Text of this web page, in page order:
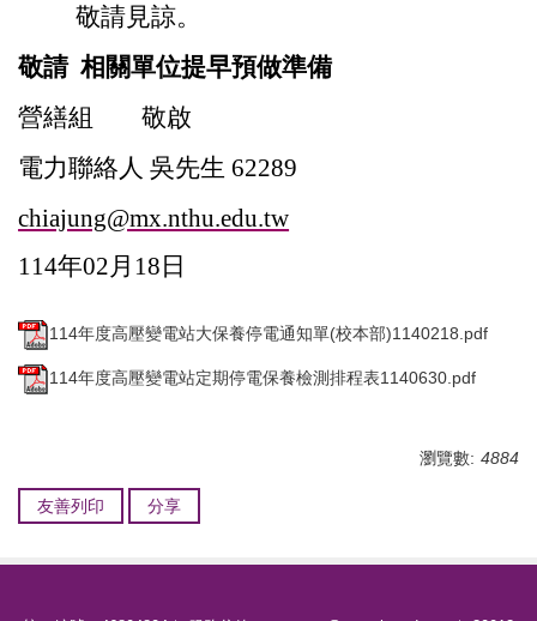
敬請見諒。
敬請 相關單位提早預做準備
營繕組 敬啟
電力聯絡人 吳先生 62289
chiajung@mx.nthu.edu.tw
114年02月18日
114年度高壓變電站大保養停電通知單(校本部)1140218.pdf
114年度高壓變電站定期停電保養檢測排程表1140630.pdf
瀏覽數: 4884
友善列印 分享